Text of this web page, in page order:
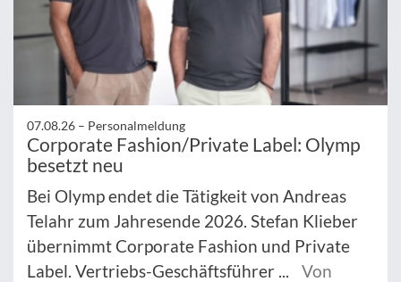
07.08.26 – Personalmeldung
Corporate Fashion/Private Label: Olymp
besetzt neu
Bei Olymp endet die Tätigkeit von Andreas
Telahr zum Jahresende 2026. Stefan Klieber
übernimmt Corporate Fashion und Private
Label. Vertriebs-Geschäftsführer ...
Von